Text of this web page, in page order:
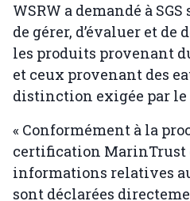
WSRW a demandé à
de gérer, d’évaluer et de
les produits provenant
et ceux provenant des
distinction exigée par
« Conformément à la
certification MarinTrust
informations relatives
sont déclarées